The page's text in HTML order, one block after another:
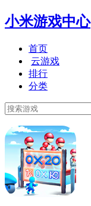
小米游戏中心
首页
云游戏
排行
分类